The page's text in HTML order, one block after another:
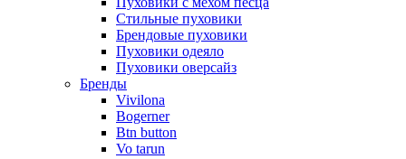
Стильные пуховики
Брендовые пуховики
Пуховики одеяло
Пуховики оверсайз
Бренды
Vivilona
Bogerner
Btn button
Vo tarun